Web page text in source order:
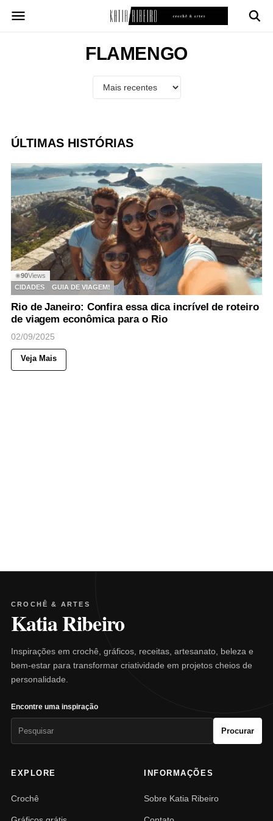
para
FLAMENGO
ÚLTIMAS HISTÓRIAS
◉90Views
CIDADES
GUIA DE VIAGEM!
Rio de Janeiro: Confira essa dica incrível de roteiro
de viagem econômica para o Rio
02/09/2025
Veja Mais
CROCHÊ & ARTES
Katia Ribeiro
Inspirações em crochê, gráficos, receitas, artesanato, beleza e
bem-estar para transformar criatividade em projetos cheios de
personalidade.
Encontre uma inspiração
Procurar
EXPLORE
Crochê
INFORMAÇÕES
Sobre Katia Ribeiro